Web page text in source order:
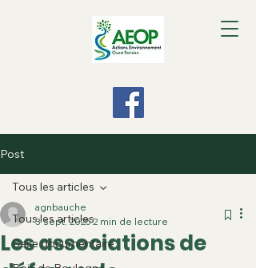
Post
Tous les articles
Base documentaire
Tous les articles
Les associations de
agnbauche
3 sept. 20252 min de lecture